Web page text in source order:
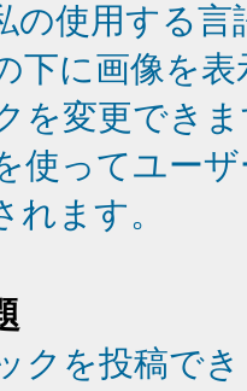
の使用する
下に画像を
を変更でき
使ってユー
れます。
クを投稿で